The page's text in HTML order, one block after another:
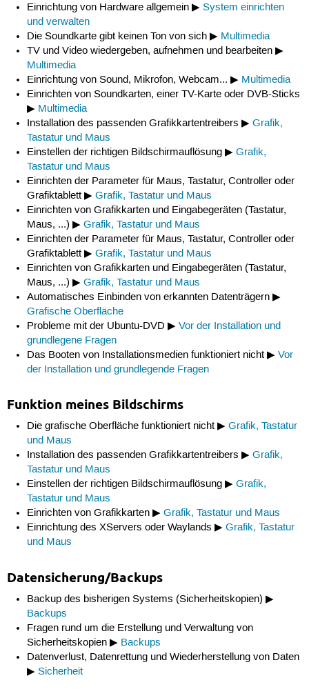
Einrichtung von Hardware allgemein ▶System einrichten
und verwalten
Die Soundkarte gibt keinen Ton von sich ▶ Multimedia
TV und Video wiedergeben, aufnehmen und bearbeiten ▶
Multimedia
Einrichtung von Sound, Mikrofon, Webcam... ▶ Multimedia
Einrichten von Soundkarten, einer TV-Karte oder DVB-Sticks
▶ Multimedia
Installation des passenden Grafikkartentreibers ▶Grafik,
Tastatur und Maus
Einstellen der richtigen Bildschirmauflösung ▶Grafik,
Tastatur und Maus
Einrichten der Parameter für Maus, Tastatur, Controller oder
Grafiktablett ▶Grafik, Tastatur und Maus
Einrichten von Grafikkarten und Eingabegeräten (Tastatur,
Maus, ...) ▶Grafik, Tastatur und Maus
Einrichten der Parameter für Maus, Tastatur, Controller oder
Grafiktablett ▶Grafik, Tastatur und Maus
Einrichten von Grafikkarten und Eingabegeräten (Tastatur,
Maus, ...) ▶Grafik, Tastatur und Maus
Automatisches Einbinden von erkannten Datenträgern ▶
Grafische Oberfläche
Probleme mit der Ubuntu-DVD ▶Vor der Installation und
grundlegene Fragen
Das Booten von Installationsmedien funktioniert nicht ▶Vor
der Installation und grundlegende Fragen
Funktion meines Bildschirms
Die grafische Oberfläche funktioniert nicht ▶Grafik, Tastatur
und Maus
Installation des passenden Grafikkartentreibers ▶Grafik,
Tastatur und Maus
Einstellen der richtigen Bildschirmauflösung ▶Grafik,
Tastatur und Maus
Einrichten von Grafikkarten ▶Grafik, Tastatur und Maus
Einrichtung des XServers oder Waylands ▶Grafik, Tastatur
und Maus
Datensicherung/Backups
Backup des bisherigen Systems (Sicherheitskopien) ▶
Backups
Fragen rund um die Erstellung und Verwaltung von
Sicherheitskopien ▶ Backups
Datenverlust, Datenrettung und Wiederherstellung von Daten
▶Sicherheit